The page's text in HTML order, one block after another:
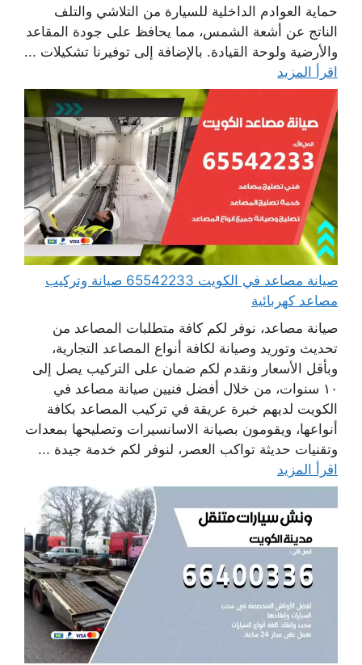
حماية العوادم الداخلية للسيارة من التلاشي والتلف
الناتج عن أشعة الشمس، مما يحافظ على جودة المقاعد
والأرضية ولوحة القيادة. بالإضافة إلى توفيرنا تشكيلات ...
اقرأ المزيد
صيانة مصاعد في الكويت 65542233 صيانة وتركيب
مصاعد كهربائية
صيانة مصاعد، نوفر لكم كافة متطلبات المصاعد من
تحديث وتوريد وصيانة لكافة أنواع المصاعد التجارية،
وبأقل الأسعار ونقدم لكم ضمان على التركيب يصل إلى
١٠ سنوات، من خلال أفضل فنيين صيانة مصاعد في
الكويت لديهم خبرة عريقة في تركيب المصاعد بكافة
أنواعها، ويقومون بصيانة الاسانسيرات وتصليحها بمعدات
وتقنيات حديثة تواكب العصر، لنوفر لكم خدمة جيدة ...
اقرأ المزيد